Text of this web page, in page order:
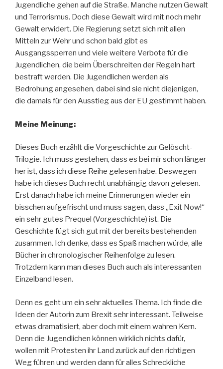
Jugendliche gehen auf die Straße. Manche nutzen Gewalt
und Terrorismus. Doch diese Gewalt wird mit noch mehr
Gewalt erwidert. Die Regierung setzt sich mit allen
Mitteln zur Wehr und schon bald gibt es
Ausgangssperren und viele weitere Verbote für die
Jugendlichen, die beim Überschreiten der Regeln hart
bestraft werden. Die Jugendlichen werden als
Bedrohung angesehen, dabei sind sie nicht diejenigen,
die damals für den Ausstieg aus der EU gestimmt haben.
Meine Meinung:
Dieses Buch erzählt die Vorgeschichte zur Gelöscht-
Trilogie. Ich muss gestehen, dass es bei mir schon länger
her ist, dass ich diese Reihe gelesen habe. Deswegen
habe ich dieses Buch recht unabhängig davon gelesen.
Erst danach habe ich meine Erinnerungen wieder ein
bisschen aufgefrischt und muss sagen, dass „Exit Now!“
ein sehr gutes Prequel (Vorgeschichte) ist. Die
Geschichte fügt sich gut mit der bereits bestehenden
zusammen. Ich denke, dass es Spaß machen würde, alle
Bücher in chronologischer Reihenfolge zu lesen.
Trotzdem kann man dieses Buch auch als interessanten
Einzelband lesen.
Denn es geht um ein sehr aktuelles Thema. Ich finde die
Ideen der Autorin zum Brexit sehr interessant. Teilweise
etwas dramatisiert, aber doch mit einem wahren Kern.
Denn die Jugendlichen können wirklich nichts dafür,
wollen mit Protesten ihr Land zurück auf den richtigen
Weg führen und werden dann für alles Schreckliche